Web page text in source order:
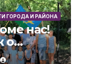
ГОРОДА И РАЙОНА
нас!
о